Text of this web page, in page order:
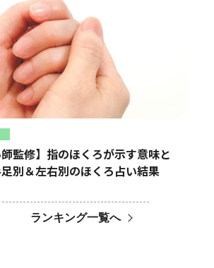
師監修】指のほくろが示す意味と
別＆左右別のほくろ占い結果
ランキング一覧へ